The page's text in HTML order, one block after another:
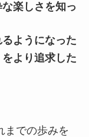
楽しさを知っ
ようになった
より追求した
までの歩みを